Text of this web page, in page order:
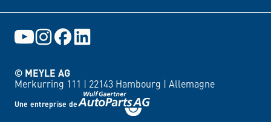
© MEYLE AG
Merkurring 111 | 22143 Hambourg | Allemagne
Une entreprise de